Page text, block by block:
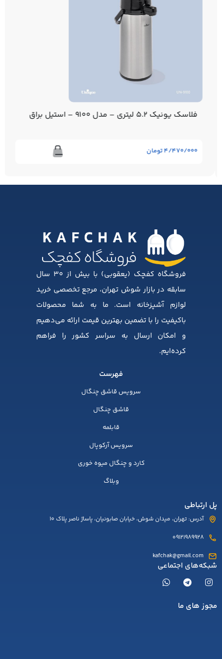
فلاسک یونیک 5.2 لیتری – مدل 9100 – استیل براق
۴/۴۷۰/۰۰۰تومان
فروشگاه کفچک (یعقوبی) با بیش از ۳۰ سال
سابقه در بازار شوش تهران، مرجع تخصصی خرید
لوازم آشپزخانه است. ما به شما محصولات
باکیفیت را با تضمین بهترین قیمت ارائه می‌دهیم
و امکان ارسال به سراسر کشور را فراهم
کرده‌ایم.
فهرست
سرویس قاشق چنگال
قاشق چنگال
قابلمه
سرویس آرکوپال
کارد و چنگال میوه خوری
وبلاگ
پل ارتباطی
آدرس: تهران، میدان شوش، خیابان صابونیان، پاساژ ناصر پلاک 10
09121989928
kafchak@gmail.com
شبکه‌های اجتماعی
مجوز های ما